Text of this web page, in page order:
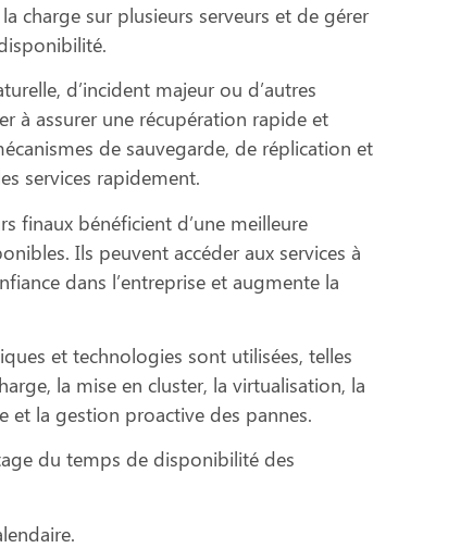
charge sur plusieurs serveurs et de gérer
d’incident majeur ou d’autres
à assurer une récupération rapide et
de sauvegarde, de réplication et
services rapidement.
finaux bénéficient d’une meilleure
Ils peuvent accéder aux services à
dans l’entreprise et augmente la
et technologies sont utilisées, telles
la mise en cluster, la virtualisation, la
et la gestion proactive des pannes.
du temps de disponibilité des